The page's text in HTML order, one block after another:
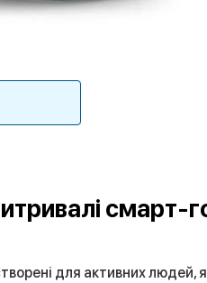
смарт-
для активних людей,